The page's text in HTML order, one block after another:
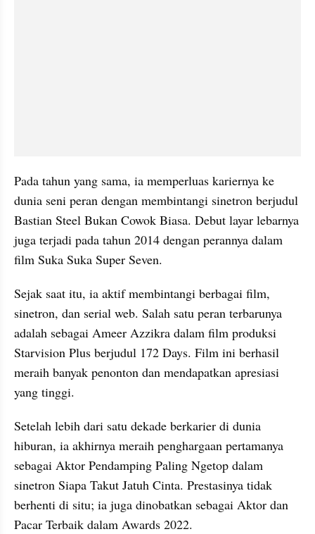
Pada tahun yang sama, ia memperluas kariernya ke
dunia seni peran dengan membintangi sinetron berjudul
Bastian Steel Bukan Cowok Biasa. Debut layar lebarnya
juga terjadi pada tahun 2014 dengan perannya dalam
film Suka Suka Super Seven.
Sejak saat itu, ia aktif membintangi berbagai film,
sinetron, dan serial web. Salah satu peran terbarunya
adalah sebagai Ameer Azzikra dalam film produksi
Starvision Plus berjudul 172 Days. Film ini berhasil
meraih banyak penonton dan mendapatkan apresiasi
yang tinggi.
Setelah lebih dari satu dekade berkarier di dunia
hiburan, ia akhirnya meraih penghargaan pertamanya
sebagai Aktor Pendamping Paling Ngetop dalam
sinetron Siapa Takut Jatuh Cinta. Prestasinya tidak
berhenti di situ; ia juga dinobatkan sebagai Aktor dan
Pacar Terbaik dalam Awards 2022.